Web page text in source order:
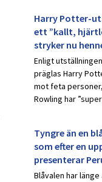
Harry Potter-
ett ”kallt,
stryker nu
Enligt
präglas Harry
mot feta
Rowling har
Tyngre än en
som efter en
presenterar
Blåvalen har